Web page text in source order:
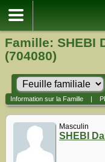
Famille: SHEBI
(704080)
Information sur la Famille|
Masculin
SHEBI